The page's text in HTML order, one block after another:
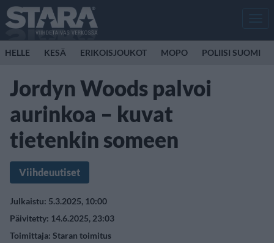
HELLE KESÄ ERIKOISJOUKOT MOPO POLIISI SUOMI
Jordyn Woods palvoi
aurinkoa – kuvat
tietenkin someen
Viihdeuutiset
Julkaistu: 5.3.2025, 10:00
Päivitetty: 14.6.2025, 23:03
Toimittaja: Staran toimitus